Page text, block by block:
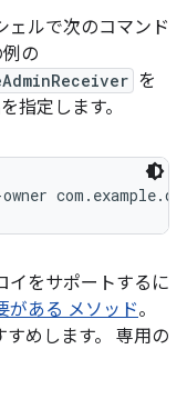
ェルで次のコマンド
の
を
指定します。
イをサポートするに
がある メソッド。
すめします。 専用の